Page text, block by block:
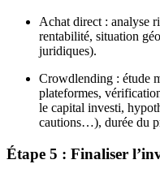
Achat direct : analyse
rentabilité, situation
juridiques).
Crowdlending : étude
plateformes,
le capital investi,
cautions…), durée du
Étape 5 : Finaliser